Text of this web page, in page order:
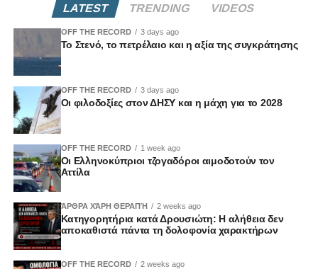
LATEST TRENDING VIDEOS
OFF THE RECORD 3 days ago
Το Στενό, το πετρέλαιο και η αξία της συγκράτησης
OFF THE RECORD 3 days ago
Οι φιλοδοξίες στον ΔΗΣΥ και η μάχη για το 2028
OFF THE RECORD 1 week ago
Οι Ελληνοκύπριοι τζογαδόροι αιμοδοτούν τον
Αττίλα
ΆΡΘΡΑ ΧΆΡΗ ΘΕΡΑΠΉ 2 weeks ago
Κατηγορητήρια κατά Δρουσιώτη: Η αλήθεια δεν
αποκαθιστά πάντα τη δολοφονία χαρακτήρων
OFF THE RECORD 2 weeks ago